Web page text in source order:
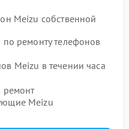
Meizu собственной
ремонту телефонов
Meizu в течении часа
ремонт
Meizu